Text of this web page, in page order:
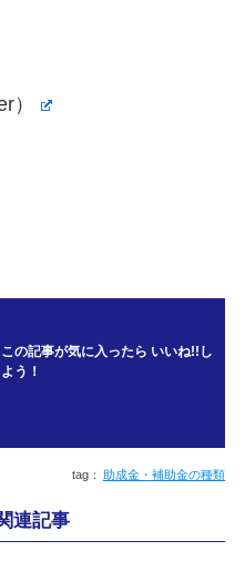
）
この記事が気に入ったら いいね!!し
よう！
助成金・補助金の種類
連記事